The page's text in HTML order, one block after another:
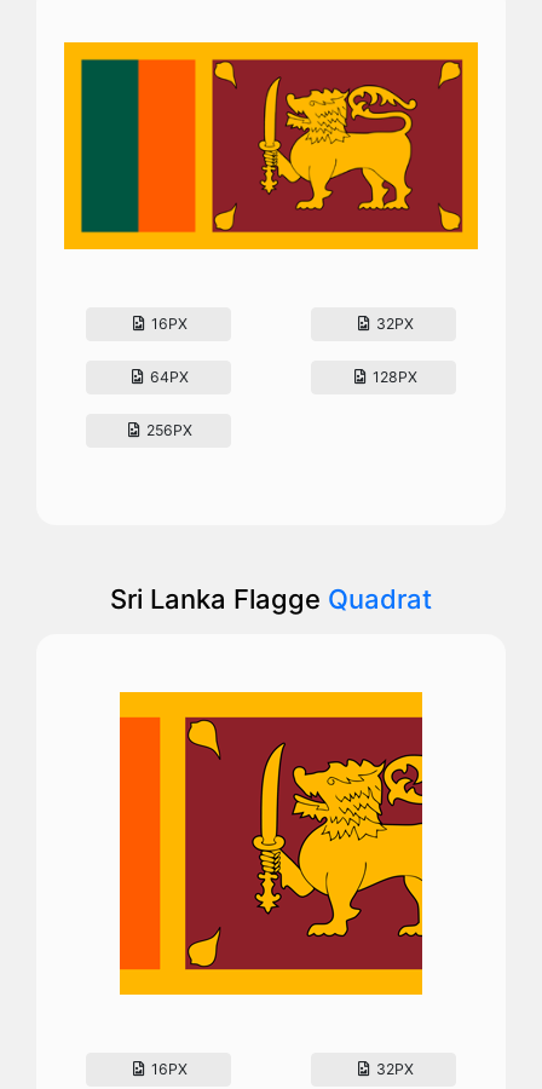
16PX 32PX
64PX 128PX
256PX
Sri Lanka Flagge Quadrat
16PX 32PX